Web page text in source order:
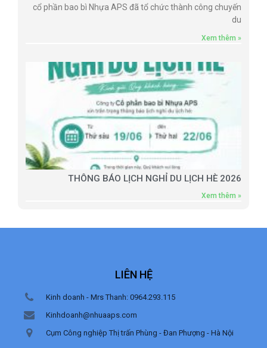
cổ phần bao bì Nhựa APS đã tổ chức thành công chuyến
du
Xem thêm »
THÔNG BÁO LỊCH NGHỈ DU LỊCH HÈ 2026
Xem thêm »
LIÊN HỆ
Kinh doanh - Mrs Thanh: 0964.293.115
Kinhdoanh@nhuaaps.com
Cụm Công nghiệp Thị trấn Phùng - Đan Phượng - Hà Nội